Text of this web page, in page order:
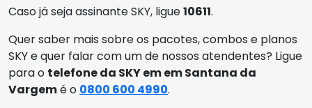
Caso já seja assinante SKY, ligue10611.
Quer saber mais sobre os pacotes, combos e planos
SKY e quer falar com um de nossos atendentes? Ligue
para o telefone da SKY em em Santana da
Vargemé o 0800 600 4990.